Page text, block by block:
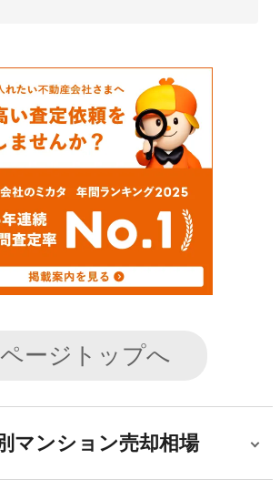
ページトップへ
マンション売却相場